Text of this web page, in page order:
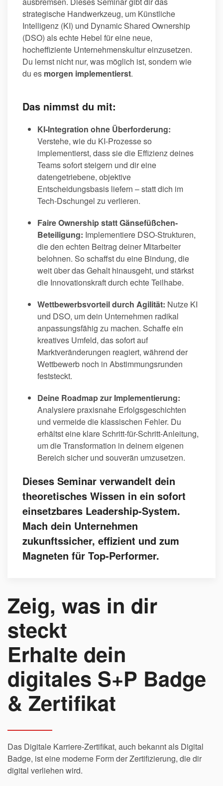
strategische Handwerkzeug, um Künstliche
Intelligenz (KI) und Dynamic Shared Ownership
(DSO) als echte Hebel für eine neue,
hocheffiziente Unternehmenskultur einzusetzen.
Du lernst nicht nur, was möglich ist, sondern wie
du es morgen implementierst.
Das nimmst du mit:
KI-Integration ohne Überforderung:
Verstehe, wie du KI-Prozesse so
implementierst, dass sie die Effizienz deines
Teams sofort steigern und dir eine
datengetriebene, objektive
Entscheidungsbasis liefern – statt dich im
Tech-Dschungel zu verlieren.
Faire Ownership statt Gänsefüßchen-
Beteiligung: Implementiere DSO-Strukturen,
die den echten Beitrag deiner Mitarbeiter
belohnen. So schaffst du eine Bindung, die
weit über das Gehalt hinausgeht, und stärkst
die Innovationskraft durch echte Teilhabe.
Wettbewerbsvorteil durch Agilität: Nutze KI
und DSO, um dein Unternehmen radikal
anpassungsfähig zu machen. Schaffe ein
kreatives Umfeld, das sofort auf
Marktveränderungen reagiert, während der
Wettbewerb noch in Abstimmungsrunden
feststeckt.
Deine Roadmap zur Implementierung:
Analysiere praxisnahe Erfolgsgeschichten
und vermeide die klassischen Fehler. Du
erhältst eine klare Schritt-für-Schritt-Anleitung,
um die Transformation in deinem eigenen
Bereich sicher und souverän umzusetzen.
Dieses Seminar verwandelt dein
theoretisches Wissen in ein sofort
einsetzbares Leadership-System.
Mach dein Unternehmen
zukunftssicher, effizient und zum
Magneten für Top-Performer.
Zeig, was in dir
steckt
Erhalte dein
digitales S+P Badge
& Zertifikat
Das Digitale Karriere-Zertifikat, auch bekannt als Digital
Badge, ist eine moderne Form der Zertifizierung, die dir
digital verliehen wird.